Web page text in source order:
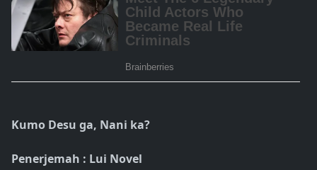
Kumo Desu ga, Nani ka?
Penerjemah : Lui Novel